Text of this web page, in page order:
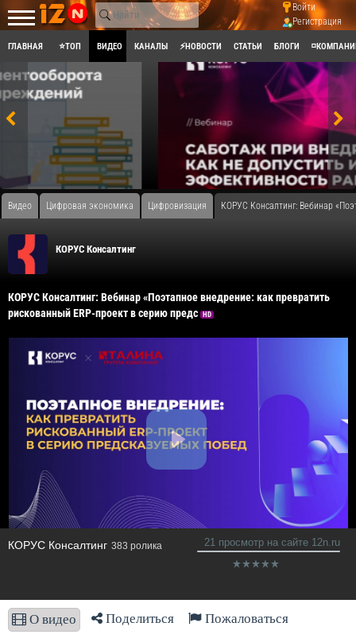
Войти
Регистрация
ГЛАВНАЯ ⭐ТОП ВИДЕО КАНАЛЫ ⚡НОВОСТИ СТАТЬИ БЛОГИ
Видео Цифровая экономика Цифровизация ​КОРУС Консалтинг: Вебинар
КОРУС Консалтинг
​КОРУС Консалтинг: Вебинар «Поэтапное внедрение: как превратить
рискованный ERP-проект в серию предс
HD
КОРУС Консалтинг 383 ролика 21 просмотр на сайте 12n.ru
О видео Поделиться Пожаловаться